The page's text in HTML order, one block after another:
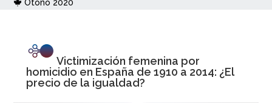
Otoño 2020
Victimización femenina por
homicidio en España de 1910 a 2014: ¿El
precio de la igualdad?